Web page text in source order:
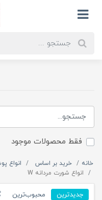
فقط محصولات موجود
خانه خرید بر اساس انواع
انواع شورت مردانه W
جدیدترین محبوب‌ترین